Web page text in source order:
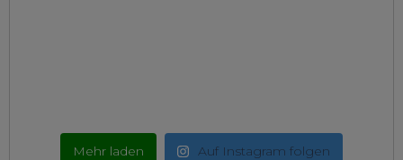
Mehr laden Auf Instagram folgen